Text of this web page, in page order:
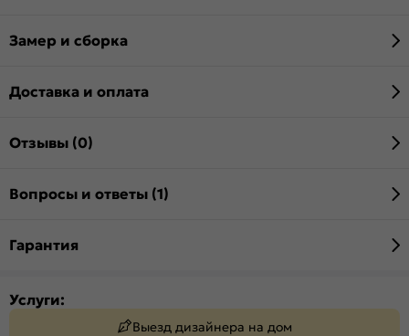
Замер и сборка
Доставка и оплата
Отзывы (0)
Вопросы и ответы (1)
Гарантия
Услуги:
Выезд дизайнера на дом